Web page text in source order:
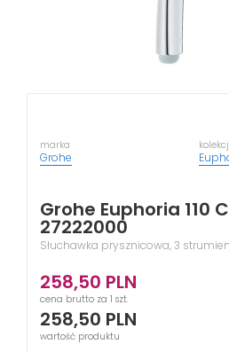
marka
Grohe
Grohe Euphoria 110
27222000
Słuchawka prysznicowa, 3
258,50 PLN
cena brutto za 1 szt.
258,50 PLN
wartość produktu